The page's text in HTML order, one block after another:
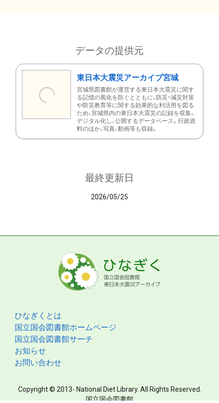
データの提供元
東日本大震災アーカイブ宮城
宮城県図書館が運営する東日本大震災に関す
る記憶の風化を防ぐとともに、防災・減災対策
や防災教育等に関する効果的な利活用を図る
ため、宮城県内の東日本大震災の記録を収集、
デジタル化し、公開するデータベース。行政資
料のほか、写真、動画等も収録。
最終更新日
2026/05/25
ひなぎくとは
国立国会図書館ホームページ
国立国会図書館サーチ
お知らせ
お問い合わせ
Copyright © 2013- National Diet Library. All Rights Reserved.